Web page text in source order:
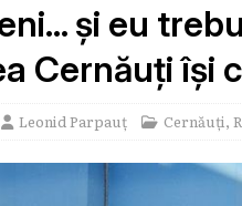
și eu
Cernăuți își
Leonid Parpauț Cernăuți,